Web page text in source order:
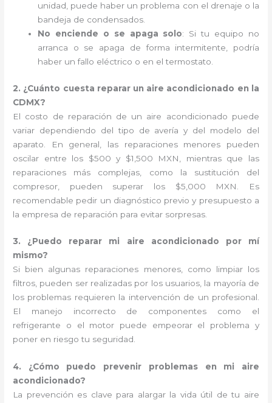
unidad, puede haber un problema con el drenaje o la
bandeja de condensados.
No enciende o se apaga solo: Si tu equipo no
arranca o se apaga de forma intermitente, podría
haber un fallo eléctrico o en el termostato.
2. ¿Cuánto cuesta reparar un aire acondicionado en la
CDMX?
El costo de reparación de un aire acondicionado puede
variar dependiendo del tipo de avería y del modelo del
aparato. En general, las reparaciones menores pueden
oscilar entre los $500 y $1,500 MXN, mientras que las
reparaciones más complejas, como la sustitución del
compresor, pueden superar los $5,000 MXN. Es
recomendable pedir un diagnóstico previo y presupuesto a
la empresa de reparación para evitar sorpresas.
3. ¿Puedo reparar mi aire acondicionado por mí
mismo?
Si bien algunas reparaciones menores, como limpiar los
filtros, pueden ser realizadas por los usuarios, la mayoría de
los problemas requieren la intervención de un profesional.
El manejo incorrecto de componentes como el
refrigerante o el motor puede empeorar el problema y
poner en riesgo tu seguridad.
4. ¿Cómo puedo prevenir problemas en mi aire
acondicionado?
La prevención es clave para alargar la vida útil de tu aire